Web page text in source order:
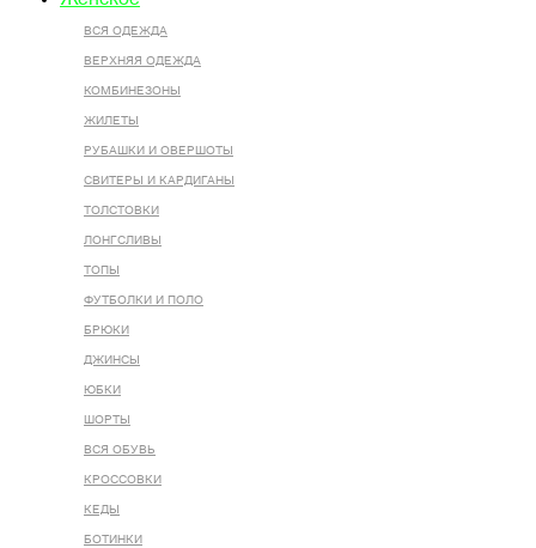
ВСЯ ОДЕЖДА
ВЕРХНЯЯ ОДЕЖДА
КОМБИНЕЗОНЫ
ЖИЛЕТЫ
РУБАШКИ И ОВЕРШОТЫ
СВИТЕРЫ И КАРДИГАНЫ
ТОЛСТОВКИ
ЛОНГСЛИВЫ
ТОПЫ
ФУТБОЛКИ И ПОЛО
БРЮКИ
ДЖИНСЫ
ЮБКИ
ШОРТЫ
ВСЯ ОБУВЬ
КРОССОВКИ
КЕДЫ
БОТИНКИ